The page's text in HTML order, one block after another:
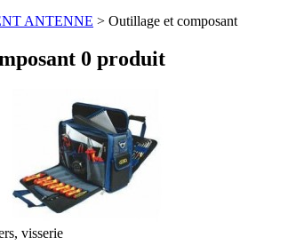
ANTENNE > Outillage et composant
0 produit
visserie